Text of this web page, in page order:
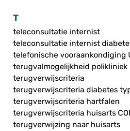
T
teleconsultatie internist
teleconsultatie internist
telefonische vooraankondiging
terugvalmogelijkheid polikliniek
terugverwijscriteria
terugverwijscriteria diabetes
terugverwijscriteria hartfalen
terugverwijscriteria huisarts
terugverwijzing naar huisarts